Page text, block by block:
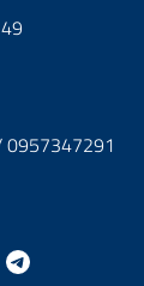
0957347291